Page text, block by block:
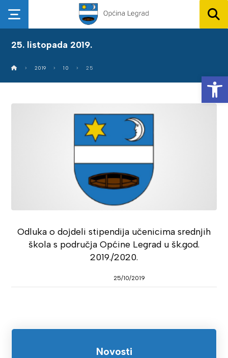
25. listopada 2019.
2019 10 25
Odluka o dojdeli stipendija učenicima srednjih
škola s područja Općine Legrad u šk.god.
2019./2020.
25/10/2019
Novosti